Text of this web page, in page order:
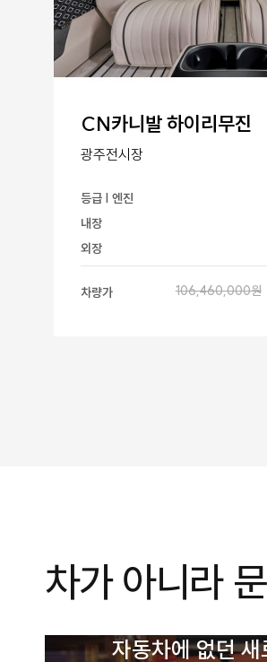
CN카니발 하이리무진
광주전시장
등급 | 엔진
내장
외장
차량가 106,460,000원
차가 아니라
자동차에 없던